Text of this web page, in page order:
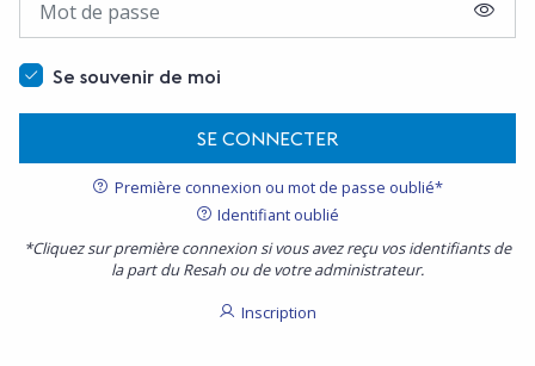
Se souvenir de moi
SE CONNECTER
Première connexion ou mot de passe oublié*
Identifiant oublié
*Cliquez sur première connexion si vous avez reçu vos identifiants de
la part du Resah ou de votre administrateur.
Inscription